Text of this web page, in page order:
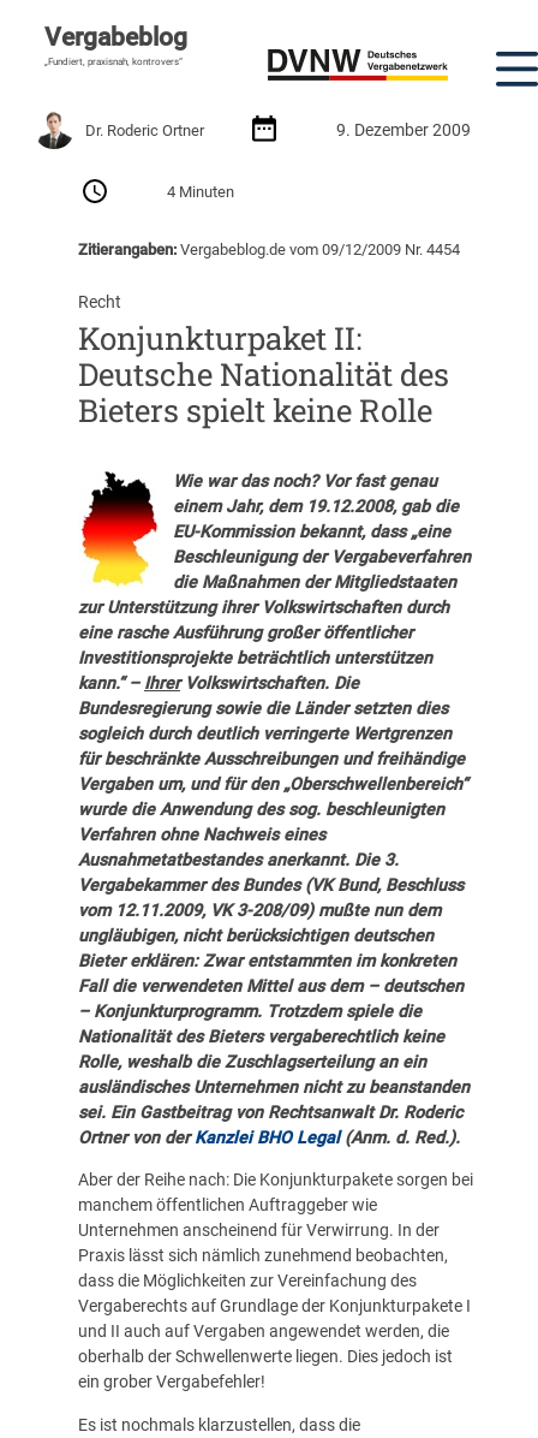
Vergabeblog
„Fundiert, praxisnah, kontrovers“
Dr. Roderic Ortner 9. Dezember 2009
4 Minuten
Zitierangaben:Vergabeblog.de vom 09/12/2009 Nr. 4454
Recht
Konjunkturpaket II:
Deutsche Nationalität des
Bieters spielt keine Rolle
Wie war das noch? Vor fast genau
einem Jahr, dem 19.12.2008, gab die
EU-Kommission bekannt, dass „eine
Beschleunigung der Vergabeverfahren
die Maßnahmen der Mitgliedstaaten
zur Unterstützung ihrer Volkswirtschaften durch
eine rasche Ausführung großer öffentlicher
Investitionsprojekte beträchtlich unterstützen
kann.“ – IhrerVolkswirtschaften. Die
Bundesregierung sowie die Länder setzten dies
sogleich durch deutlich verringerte Wertgrenzen
für beschränkte Ausschreibungen und freihändige
Vergaben um, und für den „Oberschwellenbereich“
wurde die Anwendung des sog. beschleunigten
Verfahren ohne Nachweis eines
Ausnahmetatbestandes anerkannt. Die 3.
Vergabekammer des Bundes (VK Bund, Beschluss
vom 12.11.2009, VK 3-208/09) mußte nun dem
ungläubigen, nicht berücksichtigen deutschen
Bieter erklären: Zwar entstammten im konkreten
Fall die verwendeten Mittel aus dem – deutschen
– Konjunkturprogramm. Trotzdem spiele die
Nationalität des Bieters vergaberechtlich keine
Rolle, weshalb die Zuschlagserteilung an ein
ausländisches Unternehmen nicht zu beanstanden
sei. Ein Gastbeitrag von Rechtsanwalt Dr. Roderic
Ortner von derKanzlei BHO Legal(Anm. d. Red.).
Aber der Reihe nach: Die Konjunkturpakete sorgen bei
manchem öffentlichen Auftraggeber wie
Unternehmen anscheinend für Verwirrung. In der
Praxis lässt sich nämlich zunehmend beobachten,
dass die Möglichkeiten zur Vereinfachung des
Vergaberechts auf Grundlage der Konjunkturpakete I
und II auch auf Vergaben angewendet werden, die
oberhalb der Schwellenwerte liegen. Dies jedoch ist
ein grober Vergabefehler!
Es ist nochmals klarzustellen, dass die